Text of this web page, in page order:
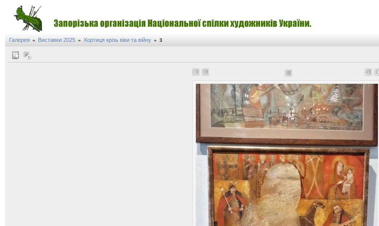
Галерея » Виставки 2025 » Хортиця крізь віки та війну » 3